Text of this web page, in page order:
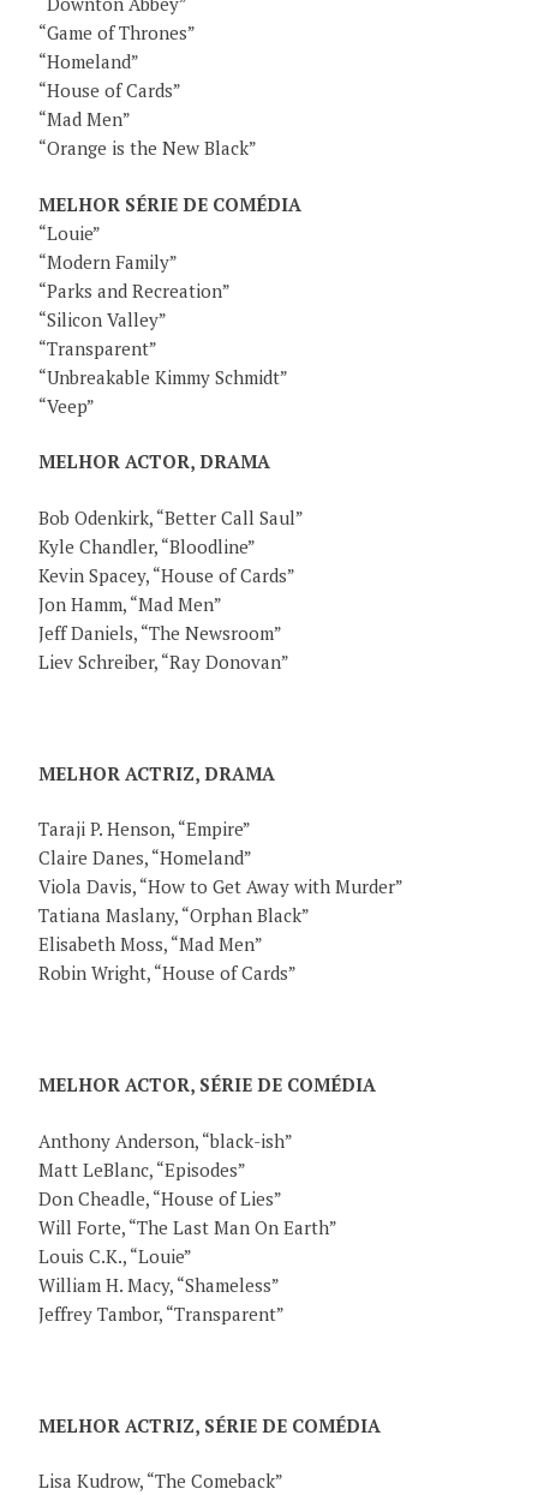
“Game of Thrones”
“Homeland”
“House of Cards”
“Mad Men”
“Orange is the New Black”
MELHOR SÉRIE DE COMÉDIA
“Louie”
“Modern Family”
“Parks and Recreation”
“Silicon Valley”
“Transparent”
“Unbreakable Kimmy Schmidt”
“Veep”
MELHOR ACTOR, DRAMA
Bob Odenkirk, “Better Call Saul”
Kyle Chandler, “Bloodline”
Kevin Spacey, “House of Cards”
Jon Hamm, “Mad Men”
Jeff Daniels, “The Newsroom”
Liev Schreiber, “Ray Donovan”
MELHOR ACTRIZ, DRAMA
Taraji P. Henson, “Empire”
Claire Danes, “Homeland”
Viola Davis, “How to Get Away with Murder”
Tatiana Maslany, “Orphan Black”
Elisabeth Moss, “Mad Men”
Robin Wright, “House of Cards”
MELHOR ACTOR, SÉRIE DE COMÉDIA
Anthony Anderson, “black-ish”
Matt LeBlanc, “Episodes”
Don Cheadle, “House of Lies”
Will Forte, “The Last Man On Earth”
Louis C.K., “Louie”
William H. Macy, “Shameless”
Jeffrey Tambor, “Transparent”
MELHOR ACTRIZ, SÉRIE DE COMÉDIA
Lisa Kudrow, “The Comeback”